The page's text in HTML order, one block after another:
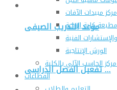
مركز مبيدات الآفات
مطبعة كلية الزراعة
الفنية
الورش الإنتاجية
الحاسب الآلي بالكلية
القطاعات
موعد التدريب الصيفى
تفعيل الفصل الدراسى ...